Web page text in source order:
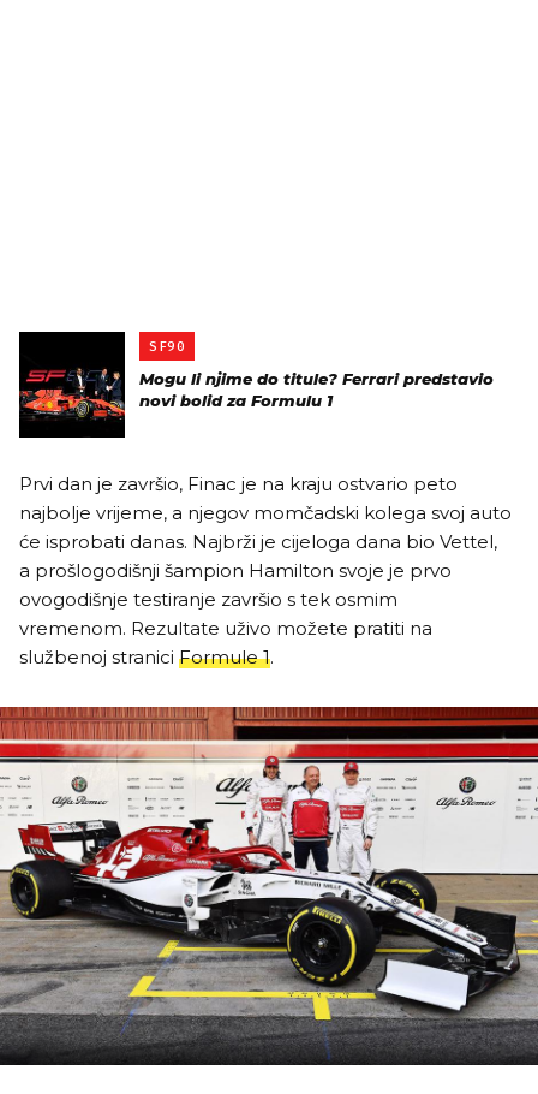
SF90
Mogu li njime do titule? Ferrari predstavio
novi bolid za Formulu 1
Prvi dan je završio, Finac je na kraju ostvario peto
najbolje vrijeme, a njegov momčadski kolega svoj auto
će isprobati danas. Najbrži je cijeloga dana bio Vettel,
a prošlogodišnji šampion Hamilton svoje je prvo
ovogodišnje testiranje završio s tek osmim
vremenom. Rezultate uživo možete pratiti na
službenoj stranici Formule 1.